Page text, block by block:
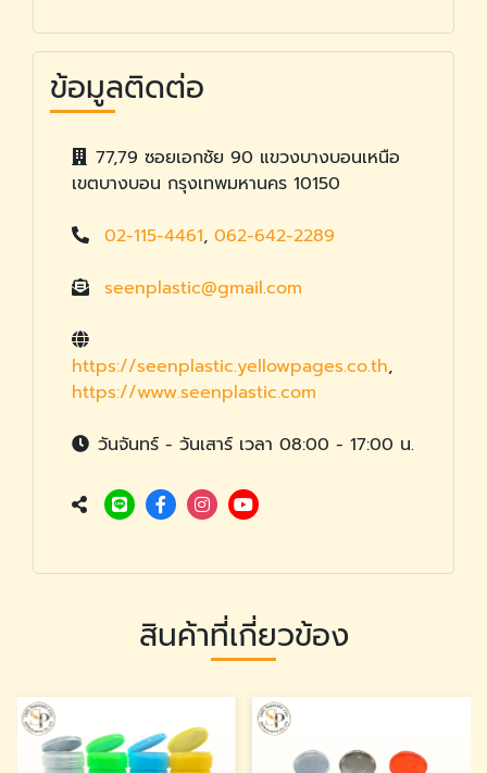
ข้อมูลติดต่อ
77,79 ซอยเอกชัย 90 แขวงบางบอนเหนือ
เขตบางบอน กรุงเทพมหานคร 10150
02-115-4461, 062-642-2289
seenplastic@gmail.com
https://seenplastic.yellowpages.co.th,
https://www.seenplastic.com
วันจันทร์ - วันเสาร์ เวลา 08:00 - 17:00 น.
สินค้าที่เกี่ยวข้อง